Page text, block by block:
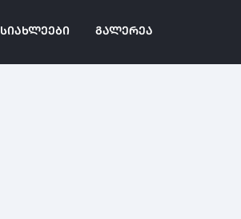
ᲡᲘᲐᲮᲚᲔᲔᲑᲘ ᲒᲐᲚᲔᲠᲔᲐ